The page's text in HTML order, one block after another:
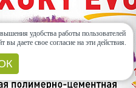
удобства работы пользователей
вы даете свое согласие на эти действия.